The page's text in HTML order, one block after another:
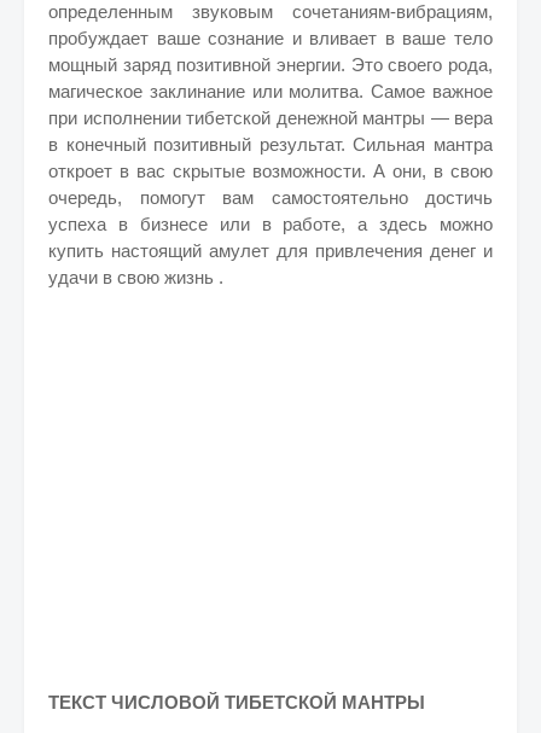
определенным звуковым сочетаниям-вибрациям,
пробуждает ваше сознание и вливает в ваше тело
мощный заряд позитивной энергии. Это своего рода,
магическое заклинание или молитва. Самое важное
при исполнении тибетской денежной мантры — вера
в конечный позитивный результат. Сильная мантра
откроет в вас скрытые возможности. А они, в свою
очередь, помогут вам самостоятельно достичь
успеха в бизнесе или в работе, а здесь можно
купить настоящий амулет для привлечения денег и
удачи в свою жизнь .
ТЕКСТ ЧИСЛОВОЙ ТИБЕТСКОЙ МАНТРЫ